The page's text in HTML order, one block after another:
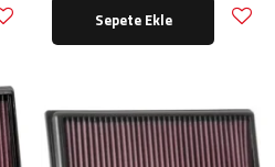
Sepete Ekle